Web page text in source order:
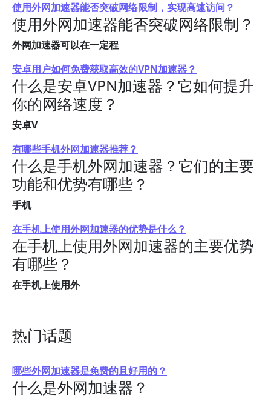
使用外网加速器能否突破网络限制，实现高速访问？
使用外网加速器能否突破网络限制？
外网加速器可以在一定程
安卓用户如何免费获取高效的VPN加速器？
什么是安卓VPN加速器？它如何提升
你的网络速度？
安卓V
有哪些手机外网加速器推荐？
什么是手机外网加速器？它们的主要
功能和优势有哪些？
手机
在手机上使用外网加速器的优势是什么？
在手机上使用外网加速器的主要优势
有哪些？
在手机上使用外
热门话题
哪些外网加速器是免费的且好用的？
什么是外网加速器？